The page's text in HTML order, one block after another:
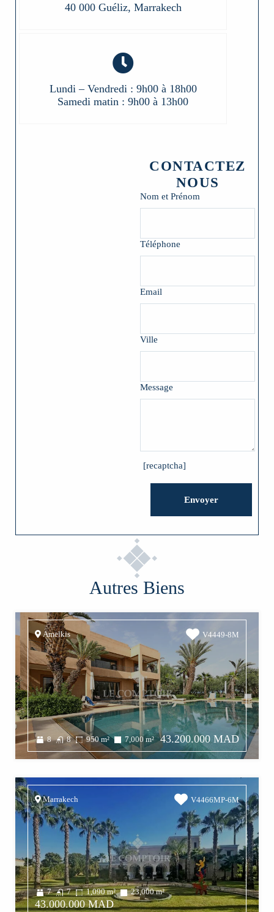
40 000 Guéliz, Marrakech
Lundi – Vendredi : 9h00 à 18h00
Samedi matin : 9h00 à 13h00
CONTACTEZ
NOUS
Nom et Prénom
Téléphone
Email
Ville
Message
[recaptcha]
Autres Biens
Amelkis V4449-8M
8 8 950 m² 7,000 m² 43.200.000 MAD
Marrakech V4466MP-6M
7 7 1,090 m² 23,000 m²
43.000.000 MAD